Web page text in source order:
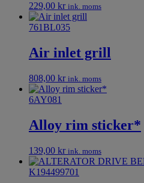
229,00 kr ink. moms
761BL035
Air inlet grill
808,00 kr ink. moms
6AY081
Alloy rim sticker*
139,00 kr ink. moms
K194499701